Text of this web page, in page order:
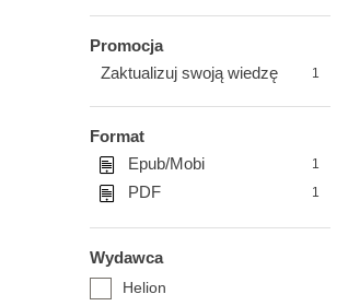
Promocja
Zaktualizuj swoją wiedzę
1
Format
Epub/Mobi
1
PDF 1
Wydawca
Helion